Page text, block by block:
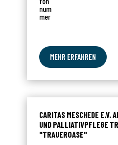
MEHR ERFAHREN
CARITAS MESCHEDE E.V.
UND PALLIATIVPFLEGE
"TRAUEROASE"